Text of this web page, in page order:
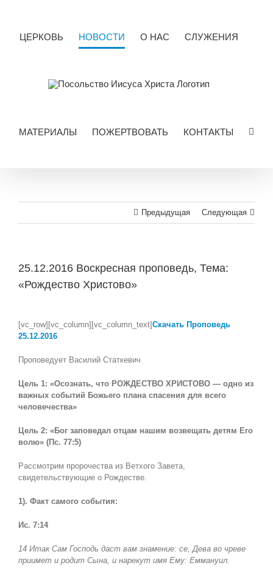
ЦЕРКОВЬ НОВОСТИ О НАС СЛУЖЕНИЯ
МАТЕРИАЛЫ ПОЖЕРТВОВАТЬ КОНТАКТЫ
Предыдущая Следующая
25.12.2016 Воскресная проповедь, Тема:
«Рождество Христово»
Image
[vc_row][vc_column][vc_column_text]Скачать Проповедь
25.12.2016
Проповедует Василий Статкевич
Цель 1: «Осознать, что РОЖДЕСТВО ХРИСТОВО — одно из
важных событий Божьего плана спасения для всего
человечества»
Цель 2: «Бог заповедал отцам нашим возвещать детям Его
волю» (Пс. 77:5)
Рассмотрим пророчества из Ветхого Завета,
свидетельствующие о Рождестве.
1). Факт самого события:
Ис. 7:14
14 Итак Сам Господь даст вам знамение: се, Дева во чреве
приимет и родит Сына, и нарекут имя Ему: Еммануил.